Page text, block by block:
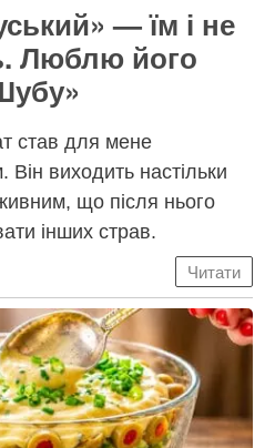
— їм і не
Люблю його
став для мене
Він виходить настільки
що після нього
інших страв.
Читати